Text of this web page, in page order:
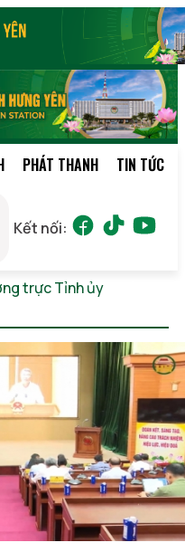
PHÁT THANH TIN TỨC
Kết nối:
trực Tỉnh ủy